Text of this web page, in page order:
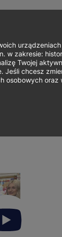
Strefa
w zakresie:
Twojej
chcesz
osobowych